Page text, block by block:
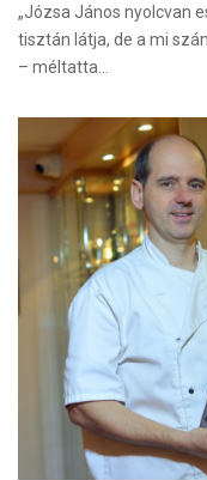
„Józsa János nyolcvan
tisztán látja, de a mi
– méltatta…